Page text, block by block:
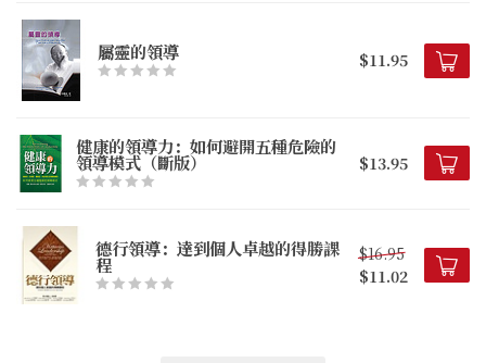
屬靈的領導 $11.95
健康的領導力：如何避開五種危險的
領導模式（斷版） $13.95
德行領導：達到個人卓越的得勝課
程
$16.95
$11.02